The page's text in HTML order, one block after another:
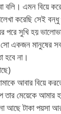
বলি। এমন বিয়ে
করেছি সেই
পরে সুখি হয়
একজন মানুষের
না।
আবার বিয়ে
তার মেয়েকে আমার
আছে টাকা পয়সা